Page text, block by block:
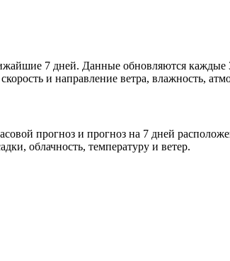
7 дней. Данные обновляются
и направление ветра, влажность,
прогноз и прогноз на 7 дней
облачность, температуру и ветер.